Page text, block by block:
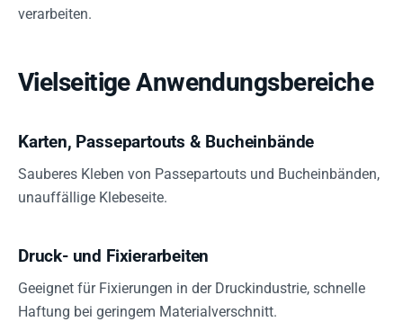
verarbeiten.
Vielseitige Anwendungsbereiche
Karten, Passepartouts & Bucheinbände
Sauberes Kleben von Passepartouts und Bucheinbänden,
unauffällige Klebeseite.
Druck- und Fixierarbeiten
Geeignet für Fixierungen in der Druckindustrie, schnelle
Haftung bei geringem Materialverschnitt.